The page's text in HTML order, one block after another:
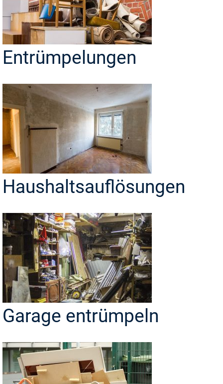
Entrümpelungen
Haushaltsauflösungen
Garage entrümpeln